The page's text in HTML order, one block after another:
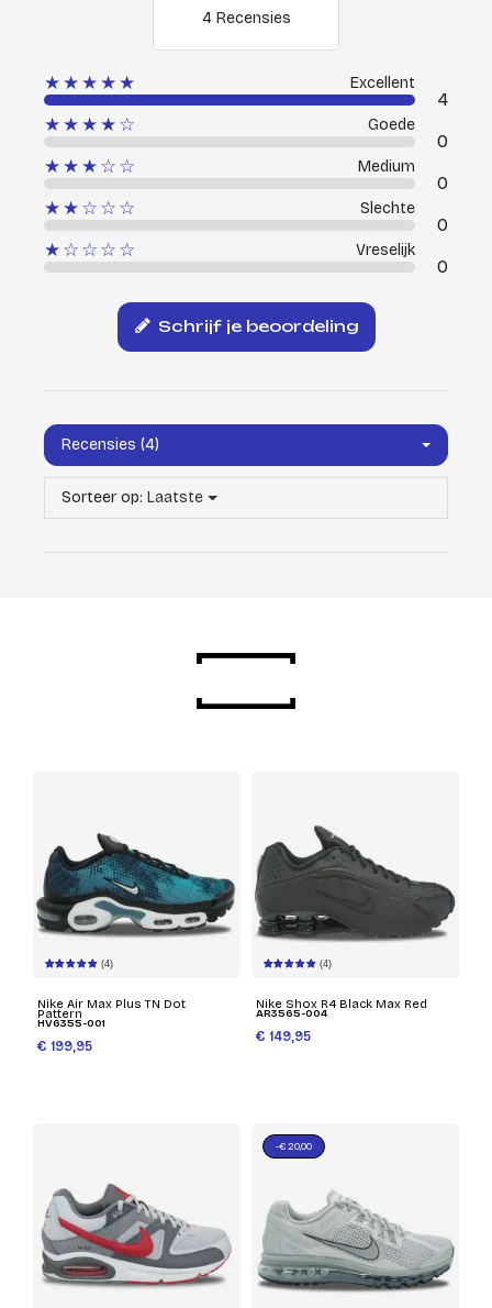
4 Recensies
★★★★★ Excellent
4
★★★★☆
Goede
0
★★★☆☆
Medium
0
★★☆☆☆
Slechte
0
★☆☆☆☆
Vreselijk
0
Schrijf je beoordeling
Recensies (4)
Sorteer op: Laatste
(4)
Nike Air Max Plus TN Dot
Pattern
HV6355-001
€ 199,95
(4)
Nike Shox R4 Black Max Red
AR3565-004
€ 149,95
-€ 20,00